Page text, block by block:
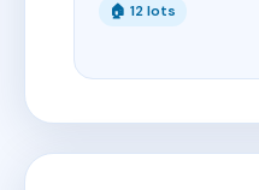
🏠 12 lots